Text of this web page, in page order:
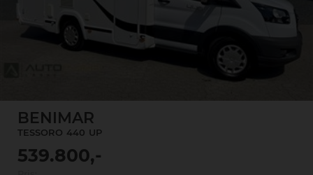
BENIMAR
TESSORO 440 UP
539.800,-